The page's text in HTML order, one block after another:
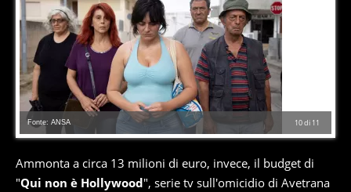
10di 11
Fonte: ANSA
Ammonta a circa 13 milioni di euro, invece, il budget di
"Qui non è Hollywood", serie tv sull'omicidio di Avetrana